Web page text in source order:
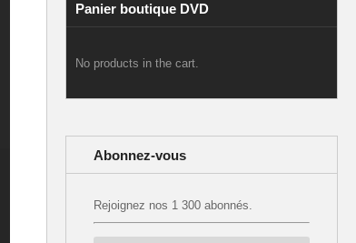
Panier boutique DVD
No products in the cart.
Abonnez-vous
Rejoignez nos 1 300 abonnés.